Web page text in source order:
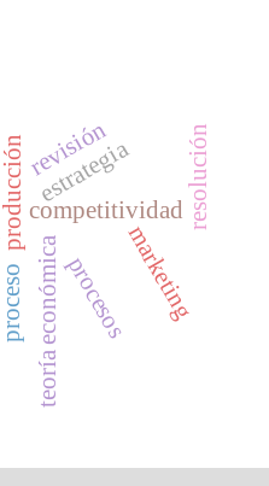
producción
teoría económicaprocesos
competitividad
estrategia
revisión
marketing
proceso
resolución